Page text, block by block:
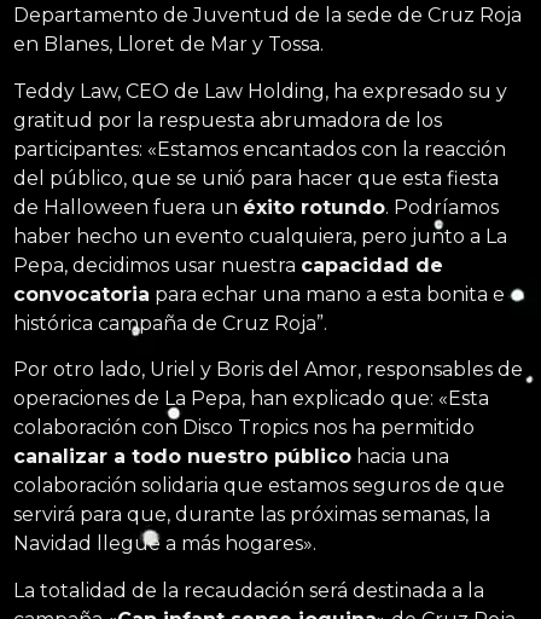
Departamento de Juventud de la sede de Cruz Roja
en Blanes, Lloret de Mar y Tossa.
Teddy Law, CEO de Law Holding, ha expresado su y
gratitud por la respuesta abrumadora de los
participantes: «Estamos encantados con la reacción
del público, que se unió para hacer que esta fiesta
de Halloween fuera un éxito rotundo. Podríamos
haber hecho un evento cualquiera, pero junto a La
Pepa, decidimos usar nuestra capacidad de
convocatoria para echar una mano a esta bonita e
histórica campaña de Cruz Roja”.
Por otro lado, Uriel y Boris del Amor, responsables de
operaciones de La Pepa, han explicado que: «Esta
colaboración con Disco Tropics nos ha permitido
canalizar a todo nuestro público hacia una
colaboración solidaria que estamos seguros de que
servirá para que, durante las próximas semanas, la
Navidad llegue a más hogares».
La totalidad de la recaudación será destinada a la